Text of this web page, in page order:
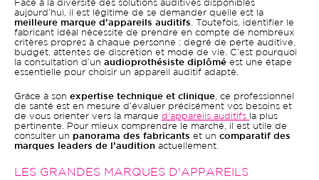
Face à la diversité des solutions auditives disponibles
aujourd’hui, il est légitime de se demander quelle est la
meilleure marque d’appareils auditifs . Toutefois, identifier le
fabricant idéal nécessite de prendre en compte de nombreux
critères propres à chaque personne : degré de perte auditive,
budget, attentes de discrétion et mode de vie. C’est pourquoi
la consultation d’un audioprothésiste diplômé est une étape
essentielle pour choisir un appareil auditif adapté.
Grâce à son expertise technique et clinique , ce professionnel
de santé est en mesure d’évaluer précisément vos besoins et
de vous orienter vers la marque d'appareils auditifs
la plus
pertinente. Pour mieux comprendre le marché, il est utile de
consulter un panorama des fabricants et un comparatif des
marques leaders de l’audition actuellement.
LES GRANDES MARQUES D'APPAREILS